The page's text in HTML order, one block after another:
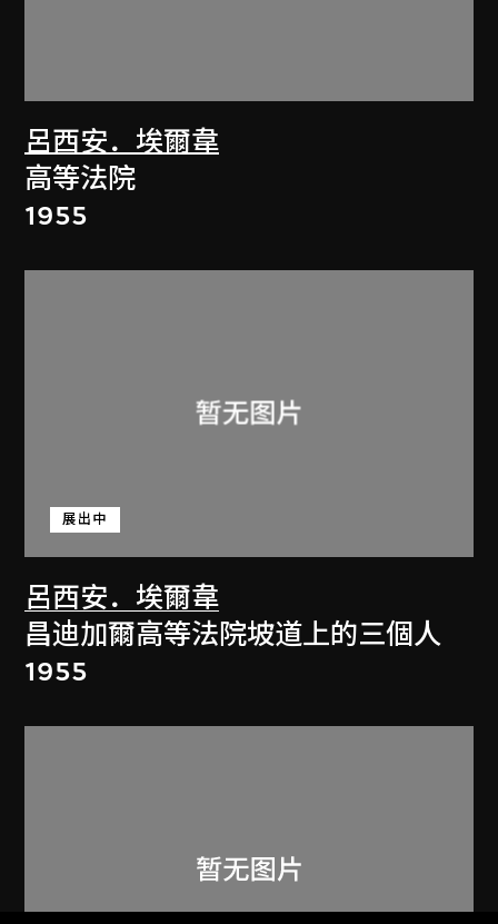
呂西安．埃爾韋
高等法院
1955
呂西安．埃爾韋
展出中
昌迪加爾高等法院坡道上的三個人
1955